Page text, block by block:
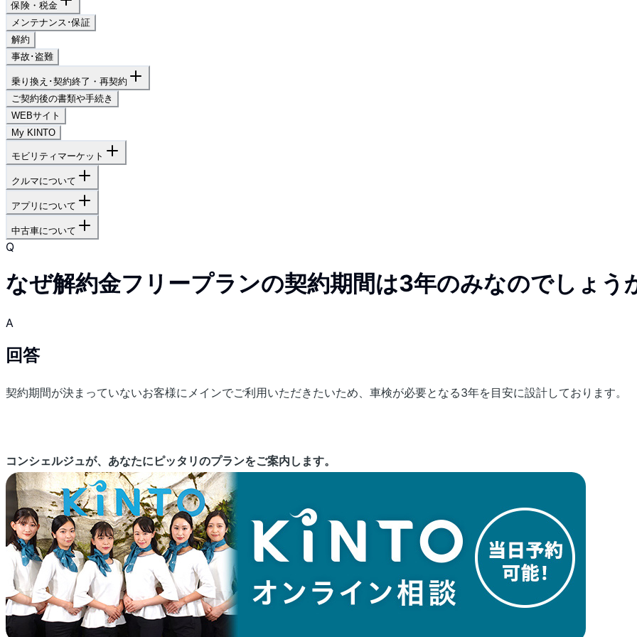
保険・税金
メンテナンス･保証
解約
事故･盗難
乗り換え･契約終了・再契約
ご契約後の書類や手続き
WEBサイト
My KINTO
モビリティマーケット
クルマについて
アプリについて
中古車について
Q
なぜ解約金フリープランの契約期間は3年のみなのでしょう
A
回答
契約期間が決まっていないお客様にメインでご利用いただきたいため、車検が必要となる3年を目安に設計しております。
コンシェルジュが、あなたにピッタリのプランをご案内します。